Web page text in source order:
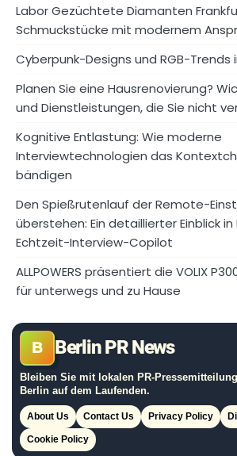
Labor Gezüchtete Diamanten
Schmuckstücke mit modernem
Cyberpunk-Designs und RGB-
Planen Sie eine Hausrenovierung?
und Dienstleistungen, die Sie nicht
Kognitive Entlastung: Wie moderne
Interviewtechnologien das
bändigen
Den Spießrutenlauf der Remote-
überstehen: Ein detaillierter Einblick in
Echtzeit-Interview-Copilot
ALLPOWERS präsentiert die VOLIX
für unterwegs und zu Hause
B Berlin PR News
Bleiben Sie mit lokalen PR-
Berlin auf dem Laufenden.
About Us Contact Us Privacy Policy
Cookie Policy